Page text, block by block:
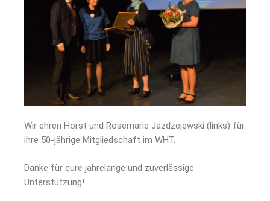
Wir ehren Horst und Rosemarie Jazdzejewski (links) für
ihre 50-jährige Mitgliedschaft im WHT.
Danke für eure jahrelange und zuverlässige
Unterstützung!